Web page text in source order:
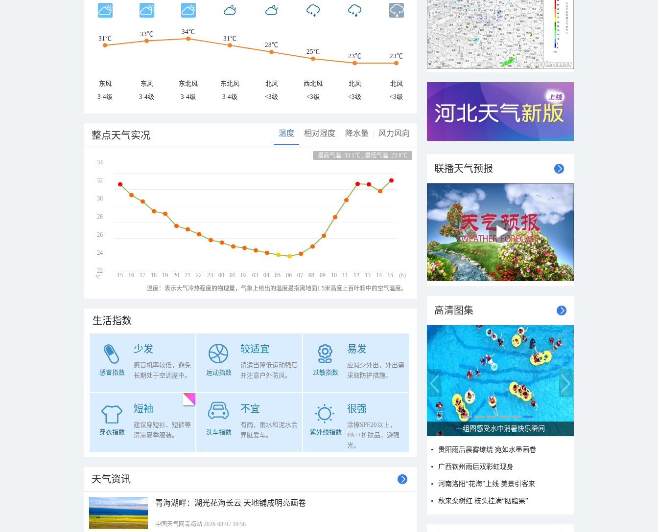
31℃
33℃
34℃
31℃
28℃
25℃
23℃ 23℃
东风 东风 东北风 东北风 北风 西北风 北风
北风
3-4级
3-4级 3-4级 3-4级 <3级 <3级 <3级 <3级
整点天气实况 温度 相对湿度 降水量 风力风向
最高气温: 33.1℃ , 最低气温: 23.8℃
15 16 17 18 19 20 21 22 23 00 01 02 03 04 05 06 07 08 09 10 11 12 13 14 15
34
32
30
28
26
24
22
(h)
℃
温度：表示大气冷热程度的物理量，气象上给出的温度是指离地面1.5米高度上百叶箱中的空气温度。
生活指数
少发
感冒指数
感冒机率较低，避免
长期处于空调屋中。
较适宜
运动指数
请适当降低运动强度
并注意户外防风。
易发
过敏指数
应减少外出，外出需
采取防护措施。
短袖
穿衣指数
建议穿短衫、短裤等
清凉夏季服装。
不宜
洗车指数
有雨，雨水和泥水会
弄脏爱车。
很强
紫外线指数
涂擦SPF20以上，
PA++护肤品，避强
光。
天气资讯
青海湖畔：湖光花海长云 天地铺成明亮画卷
中国天气网青海站 2026-08-07 10:58
联播天气预报
高清图集
一组图感受水中消暑快乐瞬间
贵阳雨后晨雾缭绕 宛如水墨画卷
广西钦州雨后双彩虹现身
河南洛阳“花海”上线 美景引客来
秋来栾树红 枝头挂满“胭脂果”